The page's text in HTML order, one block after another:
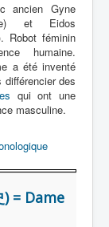
ancien Gyne
et Eidos
Robot féminin
humaine.
a été inventé
différencier des
qui ont une
masculine.
= Dame